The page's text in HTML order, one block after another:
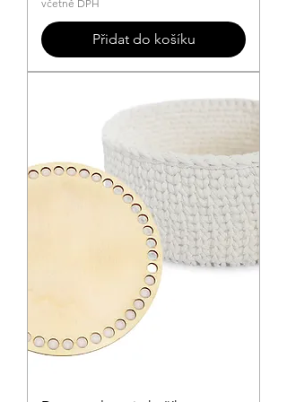
včetně DPH
Přidat do košíku